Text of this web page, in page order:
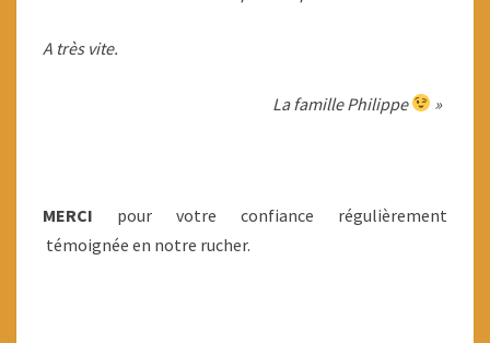
A très vite.
La famille Philippe »
MERCI pour votre confiance régulièrement
témoignée en notre rucher.